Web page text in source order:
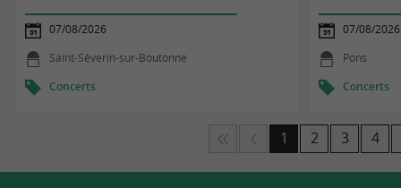
07/08/2026
Saint-Séverin-sur-Boutonne
Concerts
07/08/2026
Pons
Concerts
1 2 3 4